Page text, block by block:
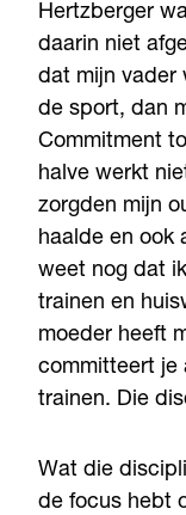
Hertzberger
daarin niet
dat mijn vader
de sport, dan
Commitment
halve werkt
zorgden mijn
haalde en ook
weet nog dat
trainen en
moeder heeft
committeert je
trainen. Die
Wat die
de focus hebt